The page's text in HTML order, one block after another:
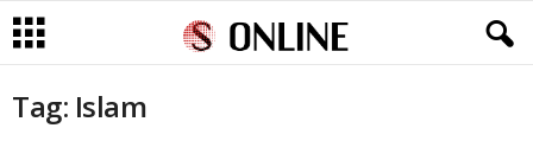
Tag: Islam